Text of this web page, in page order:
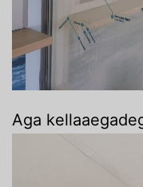
Aga